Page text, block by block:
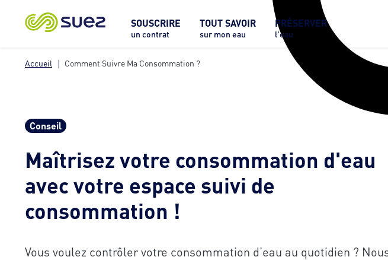
SOUSCRIRE
un contrat
TOUT SAVOIR
sur mon eau
PRÉSERVER
l'eau
Accueil Comment Suivre Ma Consommation ?
Conseil
Maîtrisez votre consommation d'eau
avec votre espace suivi de
consommation !
Vous voulez contrôler votre consommation d’eau au quotidien ?